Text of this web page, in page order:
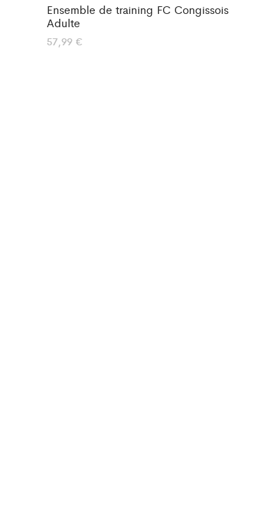
Ensemble de training FC Congissois
Adulte
57,99 €